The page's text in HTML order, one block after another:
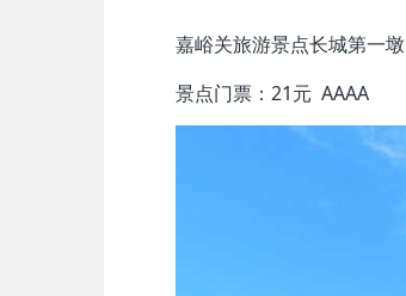
嘉峪关旅游景点长城第一墩
景点门票：21元 AAAA